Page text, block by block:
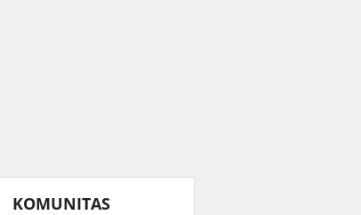
KOMUNITAS